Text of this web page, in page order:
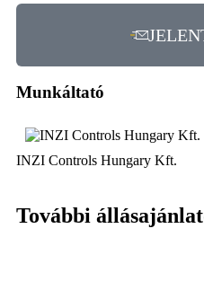
Munkáltató
INZI Controls Hungary Kft.
További